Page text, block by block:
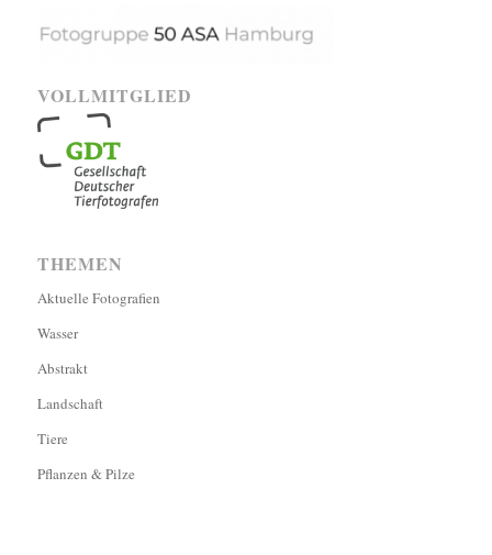
VOLLMITGLIED
THEMEN
Aktuelle Fotografien
Wasser
Abstrakt
Landschaft
Tiere
Pflanzen & Pilze